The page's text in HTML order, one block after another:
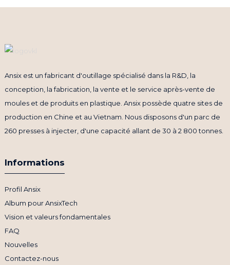
Ansix est un fabricant d'outillage spécialisé dans la R&D, la
conception, la fabrication, la vente et le service après-vente de
moules et de produits en plastique. Ansix possède quatre sites de
production en Chine et au Vietnam. Nous disposons d'un parc de
260 presses à injecter, d'une capacité allant de 30 à 2 800 tonnes.
Informations
Profil Ansix
Album pour AnsixTech
Vision et valeurs fondamentales
FAQ
Nouvelles
Contactez-nous